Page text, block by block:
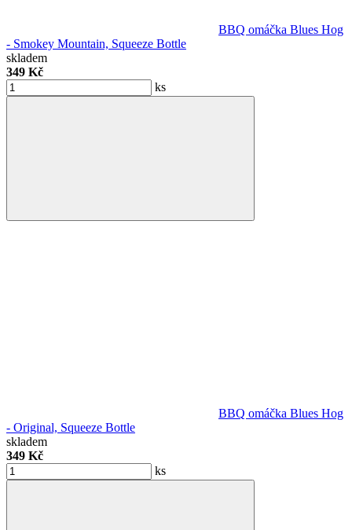
BBQ omáčka Blues Hog
- Smokey Mountain, Squeeze Bottle
skladem
349 Kč
ks
BBQ omáčka Blues Hog
- Original, Squeeze Bottle
skladem
349 Kč
ks